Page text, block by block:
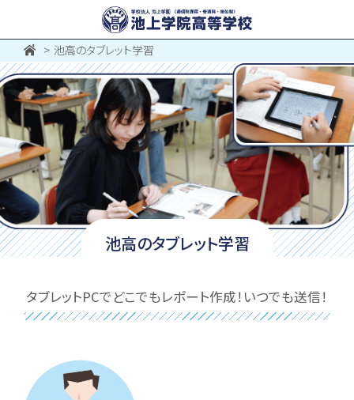
池高のタブレット学習
池高のタブレット学習
タブレットPCでどこでもレポート作成！いつでも送信！